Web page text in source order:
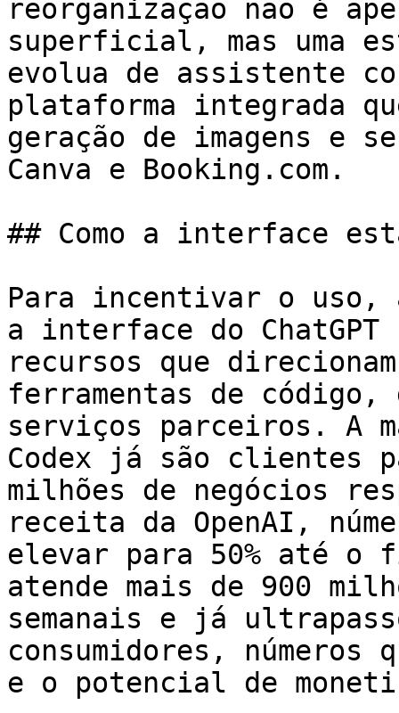
reorganização não é
superficial, mas uma
evolua de assistente
plataforma integrada
geração de imagens e
Canva e Booking.com.
## Como a interface
Para incentivar o uso,
a interface do ChatGPT
recursos que
ferramentas de código,
serviços parceiros. A
Codex já são clientes
milhões de negócios
receita da OpenAI,
elevar para 50% até o
atende mais de 900
semanais e já
consumidores, números
e o potencial de